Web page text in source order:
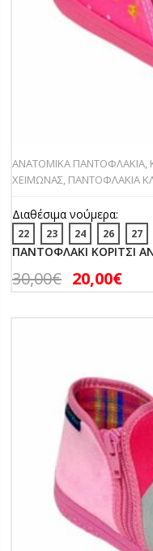
ΑΝΑΤΟΜΙΚΑ ΠΑΝΤΟΦΛΑΚΙΑ,
ΧΕΙΜΩΝΑΣ, ΠΑΝΤΟΦΛΑΚΙΑ
Διαθέσιμα νούμερα:
22 23 24 26 27
ΠΑΝΤΟΦΛΑΚΙ ΚΟΡΙΤΣΙ
30,00€ 20,00€